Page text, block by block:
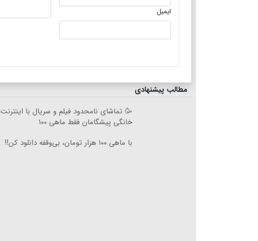
ایمیل
مطالب پیشنهادی
🥳 تماشای نامحدود فیلم و سریال با اینترنت
خانگی پیشگامان فقط ماهی ۱۰۰
با ماهی ۱۰۰ هزار تومان، بی‌وقفه دانلود کن!!